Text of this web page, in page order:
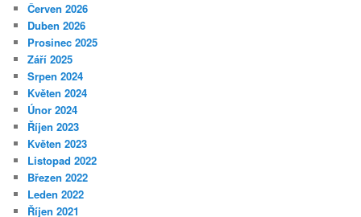
Červen 2026
Duben 2026
Prosinec 2025
Září 2025
Srpen 2024
Květen 2024
Únor 2024
Říjen 2023
Květen 2023
Listopad 2022
Březen 2022
Leden 2022
Říjen 2021